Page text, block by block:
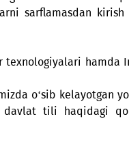
ta’limi vazirligi
megabaytlarni
kompyuter
mamlakatimizda